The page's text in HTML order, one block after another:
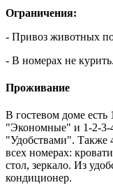
Ограничения:
- Привоз животных
- В номерах не курить.
Проживание
В гостевом доме
"Экономные" и 1-2-3-
"Удобствами".
всех номерах:
стол, зеркало. Из
кондиционер.